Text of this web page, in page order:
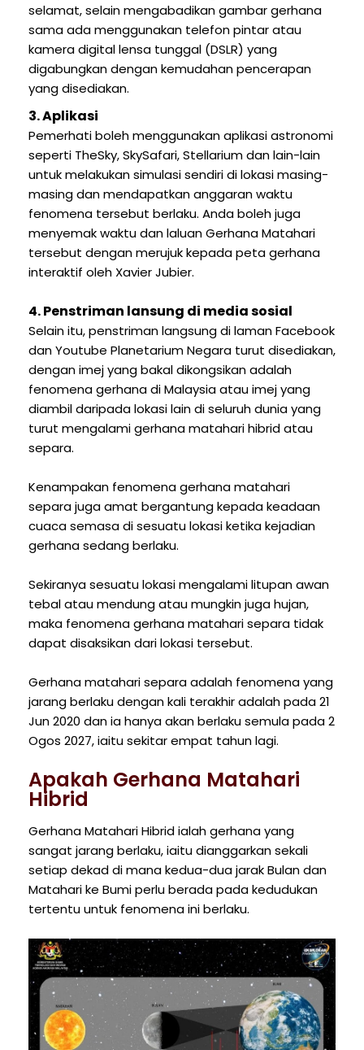
selamat, selain mengabadikan gambar gerhana
sama ada menggunakan telefon pintar atau
kamera digital lensa tunggal (DSLR) yang
digabungkan dengan kemudahan pencerapan
yang disediakan.
3. Aplikasi
Pemerhati boleh menggunakan aplikasi astronomi
seperti TheSky, SkySafari, Stellarium dan lain-lain
untuk melakukan simulasi sendiri di lokasi masing-
masing dan mendapatkan anggaran waktu
fenomena tersebut berlaku. Anda boleh juga
menyemak waktu dan laluan Gerhana Matahari
tersebut dengan merujuk kepada peta gerhana
interaktif oleh Xavier Jubier.
4. Penstriman lansung di media sosial
Selain itu, penstriman langsung di laman Facebook
dan Youtube Planetarium Negara turut disediakan,
dengan imej yang bakal dikongsikan adalah
fenomena gerhana di Malaysia atau imej yang
diambil daripada lokasi lain di seluruh dunia yang
turut mengalami gerhana matahari hibrid atau
separa.
Kenampakan fenomena gerhana matahari
separa juga amat bergantung kepada keadaan
cuaca semasa di sesuatu lokasi ketika kejadian
gerhana sedang berlaku.
Sekiranya sesuatu lokasi mengalami litupan awan
tebal atau mendung atau mungkin juga hujan,
maka fenomena gerhana matahari separa tidak
dapat disaksikan dari lokasi tersebut.
Gerhana matahari separa adalah fenomena yang
jarang berlaku dengan kali terakhir adalah pada 21
Jun 2020 dan ia hanya akan berlaku semula pada 2
Ogos 2027, iaitu sekitar empat tahun lagi.
Apakah Gerhana Matahari
Hibrid
Gerhana Matahari Hibrid ialah gerhana yang
sangat jarang berlaku, iaitu dianggarkan sekali
setiap dekad di mana kedua-dua jarak Bulan dan
Matahari ke Bumi perlu berada pada kedudukan
tertentu untuk fenomena ini berlaku.